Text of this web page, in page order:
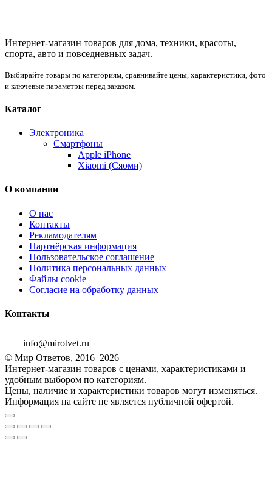
Интернет-магазин товаров для дома, техники, красоты,
спорта, авто и повседневных задач.
Выбирайте товары по категориям, сравнивайте цены, характеристики, фото
и ключевые параметры перед заказом.
Каталог
Электроника
Смартфоны
Apple iPhone
Xiaomi (Сяоми)
О компании
О нас
Контакты
Рекламодателям
Партнёрская информация
Пользовательское соглашение
Политика персональных данных
Файлы cookie
Согласие на обработку данных
Контакты
info@mirotvet.ru
© Мир Ответов, 2016–2026
Интернет-магазин товаров с ценами, характеристиками и
удобным выбором по категориям.
Цены, наличие и характеристики товаров могут изменяться.
Информация на сайте не является публичной офертой.